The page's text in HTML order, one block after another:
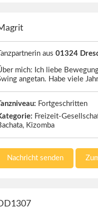
aus 01324
mich: Ich liebe
angetan. Habe viele
Fortgeschritten
Freizeit-
Kizomba
Nachricht senden